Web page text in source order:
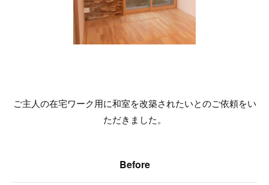
ご主人の在宅ワーク用に和室を改築されたいとのご依頼をい
ただきました。
Before